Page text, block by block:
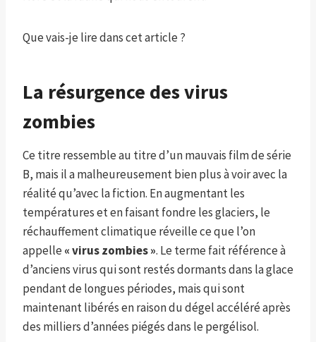
Que vais-je lire dans cet article ?
La résurgence des virus
zombies
Ce titre ressemble au titre d’un mauvais film de série
B, mais il a malheureusement bien plus à voir avec la
réalité qu’avec la fiction. En augmentant les
températures et en faisant fondre les glaciers, le
réchauffement climatique réveille ce que l’on
appelle « virus zombies ». Le terme fait référence à
d’anciens virus qui sont restés dormants dans la glace
pendant de longues périodes, mais qui sont
maintenant libérés en raison du dégel accéléré après
des milliers d’années piégés dans le pergélisol.